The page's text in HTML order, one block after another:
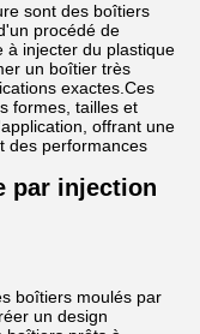
sont des boîtiers
procédé de
à injecter du plastique
un boîtier très
exactes.Ces
formes, tailles et
offrant une
des performances
par injection
boîtiers moulés par
un design